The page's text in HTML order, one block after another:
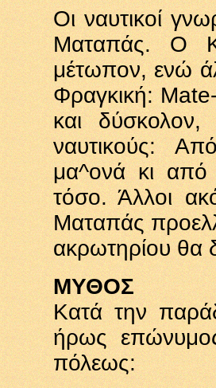
Οι ναυτικοί
Ματαπάς. Ο
μέτωπον, ενώ
Φραγκική:
και
ναυτικούς:
μα^ονά κι
τόσο. Άλλοι
Ματαπάς
ακρωτηρίου θα
ΜΥΘΟΣ
Κατά την
ήρως
πόλεως: